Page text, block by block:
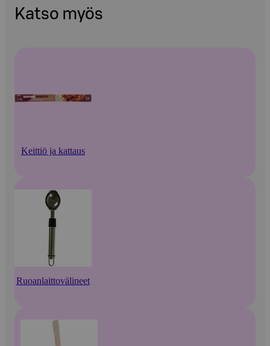
Katso myös
Keittiö ja kattaus
Ruoanlaittovälineet